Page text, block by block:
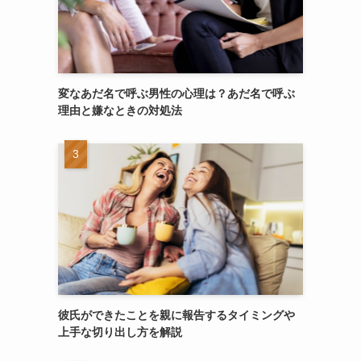
変なあだ名で呼ぶ男性の心理は？あだ名で呼ぶ
理由と嫌なときの対処法
彼氏ができたことを親に報告するタイミングや
上手な切り出し方を解説